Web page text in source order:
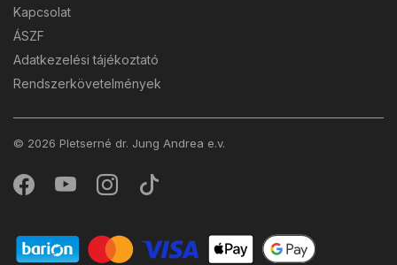
Kapcsolat
ÁSZF
Adatkezelési tájékoztató
Rendszerkövetelmények
© 2026 Pletserné dr. Jung Andrea e.v.